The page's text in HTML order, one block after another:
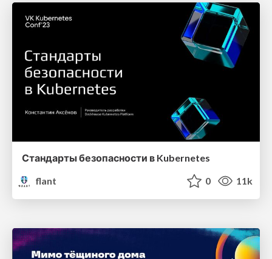
Стандарты безопасности в Kubernetes
flant
0 11k